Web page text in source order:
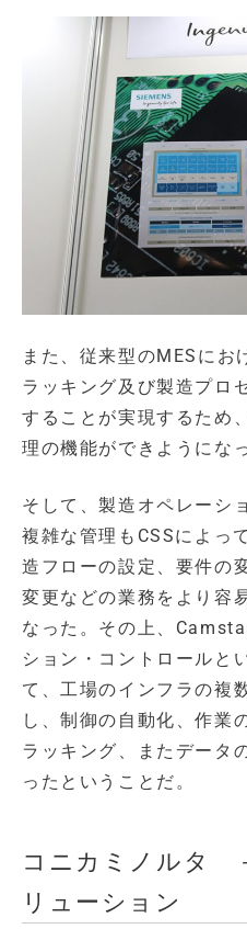
また、従来型のMESにお
ラッキング及び製造プロ
することが実現するため
理の機能ができようにな
そして、製造オペレーシ
複雑な管理もCSSによっ
造フローの設定、要件の
変更などの業務をより容
なった。その上、
ション・コントロールと
て、工場のインフラの複
し、制御の自動化、作業
ラッキング、またデータ
ったということだ。
コニカミノルタ
リューション